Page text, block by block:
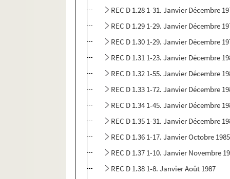
REC D 1.28 1-31. Janvier Décembre
REC D 1.29 1-29. Janvier Décembre
REC D 1.30 1-29. Janvier Décembre
REC D 1.31 1-23. Janvier Décembre
REC D 1.32 1-55. Janvier Décembre
REC D 1.33 1-72. Janvier Décembre
REC D 1.34 1-45. Janvier Décembre
REC D 1.35 1-31. Janvier Décembre
REC D 1.36 1-17. Janvier Octobre 1985
REC D 1.37 1-10. Janvier Novembre
REC D 1.38 1-8. Janvier Août 1987